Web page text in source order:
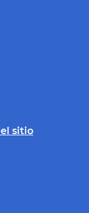
sitio